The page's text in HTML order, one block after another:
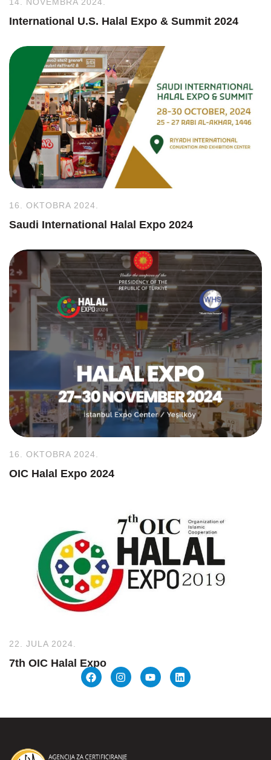
International U.S. Halal Expo & Summit 2024
16. OKTOBRA 2024.
Saudi International Halal Expo 2024
16. OKTOBRA 2024.
OIC Halal Expo 2024
22. JULA 2024.
7th OIC Halal Expo